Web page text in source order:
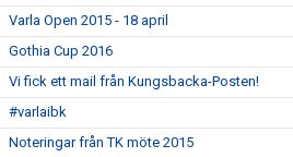
Varla Open 2015 - 18 april
Gothia Cup 2016
Vi fick ett mail från Kungsbacka-Posten!
#varlaibk
Noteringar från TK möte 2015